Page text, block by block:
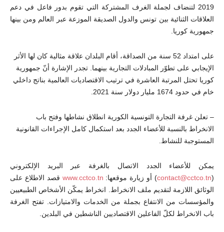
2019 لتنضاف لجملة الغرف المشتركة التي تقوم بدور فاعل في دعم
العلاقات الثنائية بين تونس والدول الصديقة الموزعة عبر العالم ومن بينها
جمهورية كوريا.
على امتداد 52 سنة من الصداقة، أقام البلدان علاقة مثالية كان لها الأثر
الإيجابي على تطوّر المبادلات التجارية بينهما. تجدر الإشارة أنّ جمهورية
كوريا تحتل المرتبة العاشرة في ترتيب الاقتصاديات العالمية بناتج داخلي
خام في حدود 1674 مليار دولار سنة 2021.
– تعلن غرفة التجارة التونسية الكورية انطلاق نشاطها وفتح باب
الانخراط بالنسبة للأعضاء الجدد بعد استكمال كامل الإجراءات القانونية
المستوجبة للنشاط.
يمكن للأعضاء الجدد الاتصال بالغرفة عبر البريد الإلكتروني
(
contact@cctco.tn) أو زيارة موقعها: www.cctco.tn قصد الاطلاع على
الوثائق اللازمة لتقديم ملف الانخراط. انخراط يمكّن الأشخاص الطبيعيين
والمؤسسات من الانتفاع بجملة من الخدمات والامتيازات. تفتح الغرفة
باب الانخراط لكلّ الفاعلين الاقتصاديين الناشطين في البلدين.